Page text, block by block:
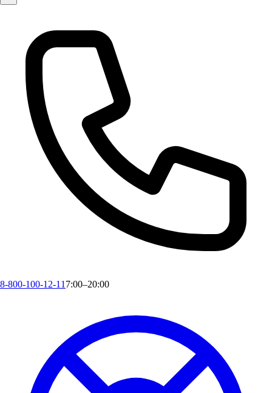
8-800-100-12-11 7:00–20:00